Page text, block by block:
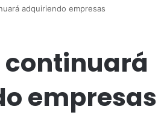
adquiriendo empresas
continuará
empresas